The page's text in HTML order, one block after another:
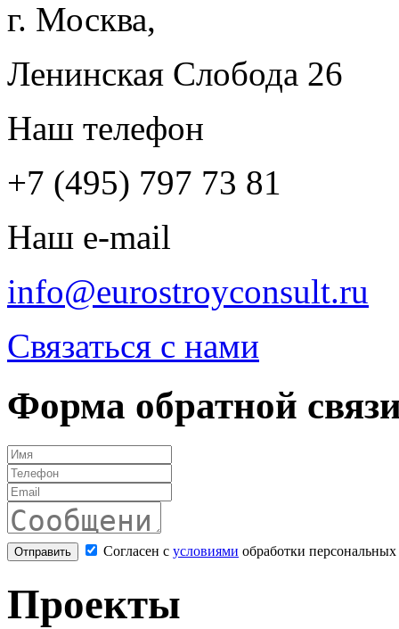
г. Москва,
Ленинская Слобода 26
Наш телефон
+7 (495) 797 73 81
Наш e-mail
info@eurostroyconsult.ru
Связаться с нами
Форма обратной
Согласен с условиями обработки
Проекты